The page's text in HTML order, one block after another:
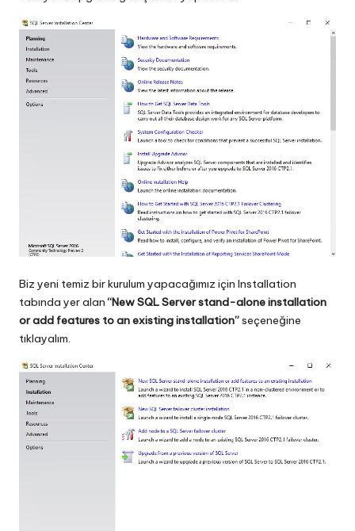
Biz yeni temiz bir kurulum yapacağımız için Installation
tabında yer alan“New SQL Server stand-alone installation
or add features to an existing installation”seçeneğine
tıklayalım.